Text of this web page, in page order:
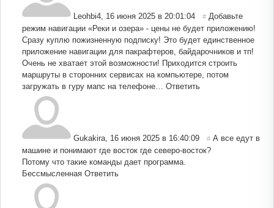
Leohbi4 16 июня 2025 в 20:01:04 # Добавьте
режим навигации «Реки и озера» - цены не будет приложению!
Сразу куплю пожизненную подписку! Это будет единственное
приложение навигации для пакрафтеров, байдарочников и тп!
Очень не хватает этой возможности! Приходится строить
маршруты в сторонних сервисах на компьютере, потом
загружать в гуру мапс на телефоне…
Ответить
Gukаkira 16 июня 2025 в 16:40:09 # А все едут в
машине и понимают где восток где северо-восток?
Потому что такие команды дает программа.
Бессмысленная Ответить